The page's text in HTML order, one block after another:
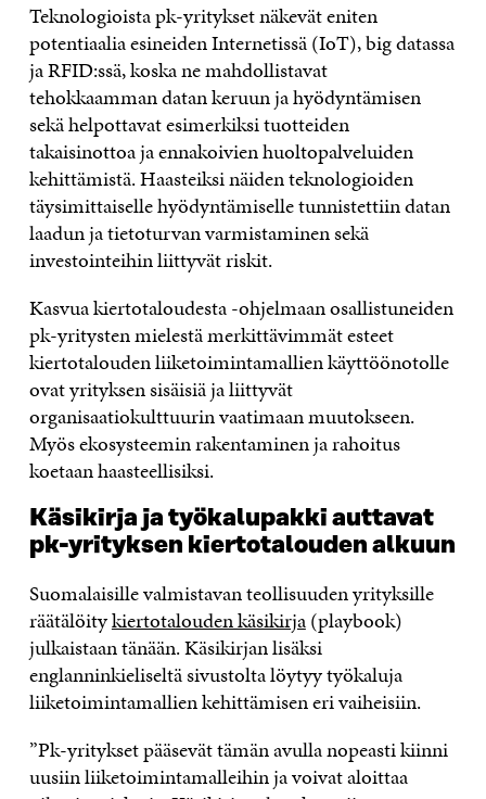
Teknologioista pk-yritykset näkevät eniten
potentiaalia esineiden Internetissä (IoT), big datassa
ja RFID:ssä, koska ne mahdollistavat
tehokkaamman datan keruun ja hyödyntämisen
sekä helpottavat esimerkiksi tuotteiden
takaisinottoa ja ennakoivien huoltopalveluiden
kehittämistä. Haasteiksi näiden teknologioiden
täysimittaiselle hyödyntämiselle tunnistettiin datan
laadun ja tietoturvan varmistaminen sekä
investointeihin liittyvät riskit.
Kasvua kiertotaloudesta -ohjelmaan osallistuneiden
pk-yritysten mielestä merkittävimmät esteet
kiertotalouden liiketoimintamallien käyttöönotolle
ovat yrityksen sisäisiä ja liittyvät
organisaatiokulttuurin vaatimaan muutokseen.
Myös ekosysteemin rakentaminen ja rahoitus
koetaan haasteellisiksi.
Käsikirja ja työkalupakki auttavat
pk-yrityksen kiertotalouden alkuun
Suomalaisille valmistavan teollisuuden yrityksille
räätälöitykiertotalouden käsikirja(playbook)
julkaistaan tänään. Käsikirjan lisäksi
englanninkieliseltä sivustolta löytyy työkaluja
liiketoimintamallien kehittämisen eri vaiheisiin.
”Pk-yritykset pääsevät tämän avulla nopeasti kiinni
uusiin liiketoimintamalleihin ja voivat aloittaa